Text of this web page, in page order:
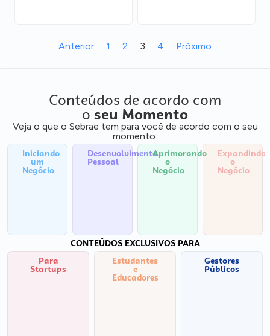
Anterior 1 2 3 4 Próximo
Conteúdos de acordo com
o seu Momento
Veja o que o Sebrae tem para você de acordo com o seu
momento:
Iniciando
um
Negócio
Desenvolvimento
Pessoal
Aprimorando
o
Negócio
Expandindo
o
Negócio
CONTEÚDOS EXCLUSIVOS PARA
Para
Startups
Estudantes
e
Educadores
Gestores
Públicos